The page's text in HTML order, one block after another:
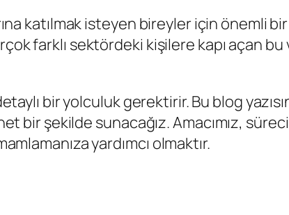
katılmak isteyen bireyler için önemli
farklı sektördeki kişilere kapı açan
bir yolculuk gerektirir. Bu blog
bir şekilde sunacağız. Amacımız,
yardımcı olmaktır.